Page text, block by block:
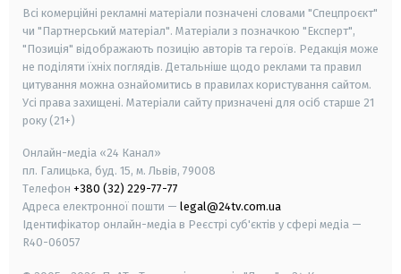
Всі комерційні рекламні матеріали позначені словами "Спецпроєкт"
чи "Партнерський матеріал". Матеріали з позначкою "Експерт",
"Позиція" відображають позицію авторів та героїв. Редакція може
не поділяти їхніх поглядів. Детальніше щодо реклами та правил
цитування можна ознайомитись в правилах користування сайтом.
Усі права захищені. Матеріали сайту призначені для осіб старше 21
року (21+)
Онлайн-медіа «24 Канал»
пл. Галицька, буд. 15, м. Львів, 79008
Телефон +380 (32) 229-77-77
Адреса електронної пошти — legal@24tv.com.ua
Ідентифікатор онлайн-медіа в Реєстрі суб'єктів у сфері медіа —
R40-06057